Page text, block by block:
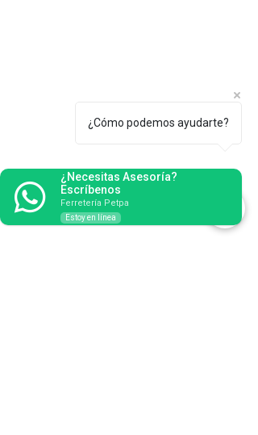
¿Cómo podemos ayudarte?
¿Necesitas Asesoría?
Escríbenos
Ferretería Petpa
Estoy en línea